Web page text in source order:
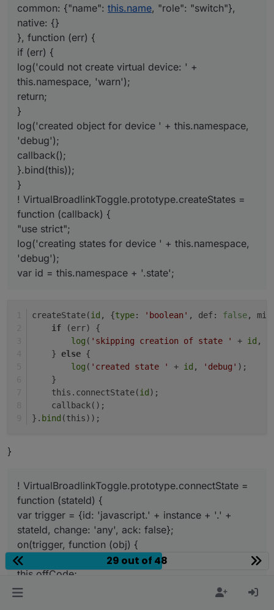
common: {"name": this.name, "role": "switch"},
native: {}
}, function (err) {
if (err) {
log('could not create virtual device: ' +
this.namespace, 'warn');
return;
}
log('created object for device ' + this.namespace,
'debug');
callback();
}.bind(this));
}
! VirtualBroadlinkToggle.prototype.createStates =
function (callback) {
"use strict";
log('creating states for device ' + this.namespace,
'debug');
var id = this.namespace + '.state';
createState(id , {type: 'boolean' , def: false,
if (err) {
log ( 'skipping creation of state ' + id ,
    }
else {
log ( 'created state ' + id , 'debug' );
    }
    this.connectState(
id );
    callback();
}. bind (this));
}
! VirtualBroadlinkToggle.prototype.connectState =
function (stateId) {
var trigger = {id: 'javascript.' + instance + '.' +
stateId, change: 'any', ack: false};
on(trigger, function (obj) {
var code = obj.state.val ? this.onCode :
this.offCode;
sendTo('broadlink2.0', 'send_code',
29 out of 48